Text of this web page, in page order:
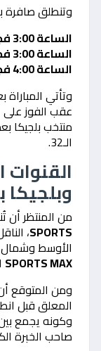
وتنطلق صافرة
الساعة 3:00 فجرًا بتوقيت القاهرة
الساعة 3:00 فجرًا بتوقيت مكة المكرمة
الساعة 4:00 فجرًا بتوقيت الإمارات
وتأتي
الـ32.
القنوات
من المنتظر أن
SPORTS،
الأوسط وشمال
SPORTS MAX
ومن المتوقع
المعلق قبل
وكونه يجمع
صاحب الخبرة